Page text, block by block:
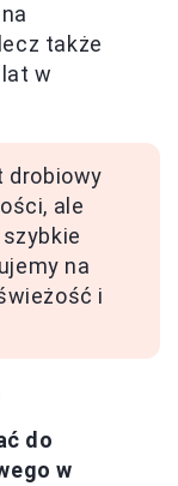
także
w
drobiowy
ale
na
i
do
w